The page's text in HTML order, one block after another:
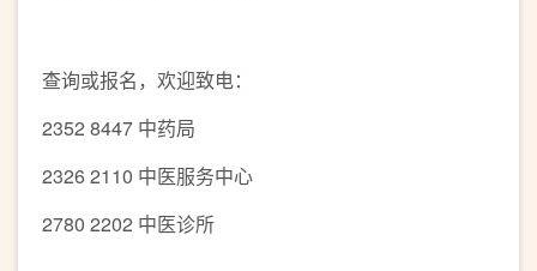
查询或报名，欢迎致电：
2352 8447 中药局
2326 2110 中医服务中心
2780 2202 中医诊所